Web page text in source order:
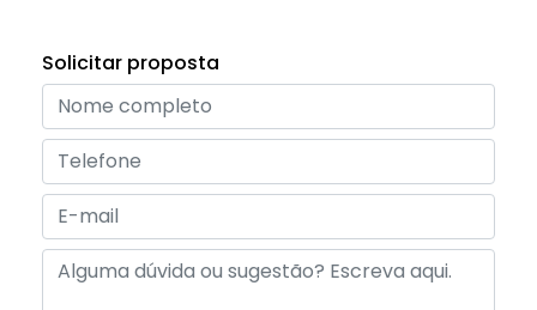
Solicitar proposta